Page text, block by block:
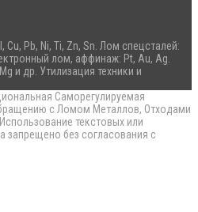
Pb, Ni, Ti, Zn, Sn. Лом спецсталей:
лом, аффинаж: Pt, Au, Ag.
и др. Утилизация техники и
Саморегулируемая
с Ломом Металлов, Отходами
текстовых или
запрещено без согласования с